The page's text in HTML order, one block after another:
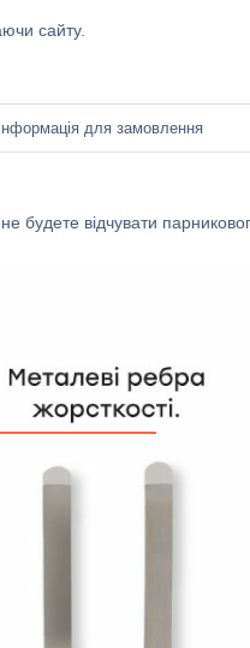
сайту.
Інформація для замовлення
будете відчувати